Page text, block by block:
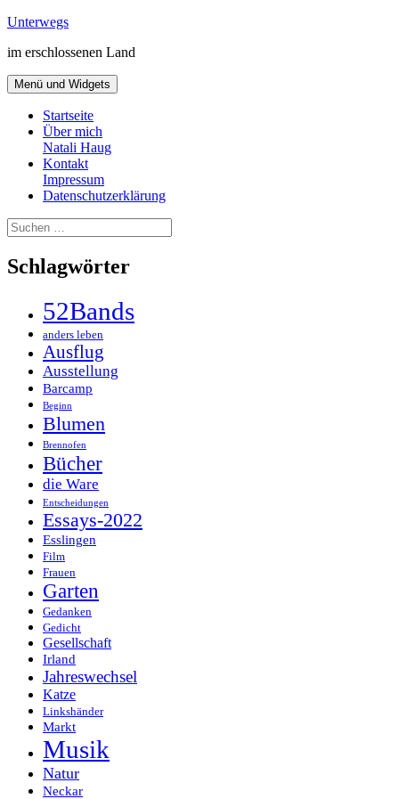
Zum
springen
Unterwegs
im erschlossenen Land
Menü und Widgets
Startseite
Über mich
Natali Haug
Kontakt
Impressum
Datenschutzerklärung
Suchen
nach:
Schlagwörter
52Bands
anders leben
Ausflug
Ausstellung
Barcamp
Beginn
Blumen
Brennofen
Bücher
die Ware
Entscheidungen
Essays-2022
Esslingen
Film
Frauen
Garten
Gedanken
Gedicht
Gesellschaft
Irland
Jahreswechsel
Katze
Linkshänder
Markt
Musik
Natur
Neckar